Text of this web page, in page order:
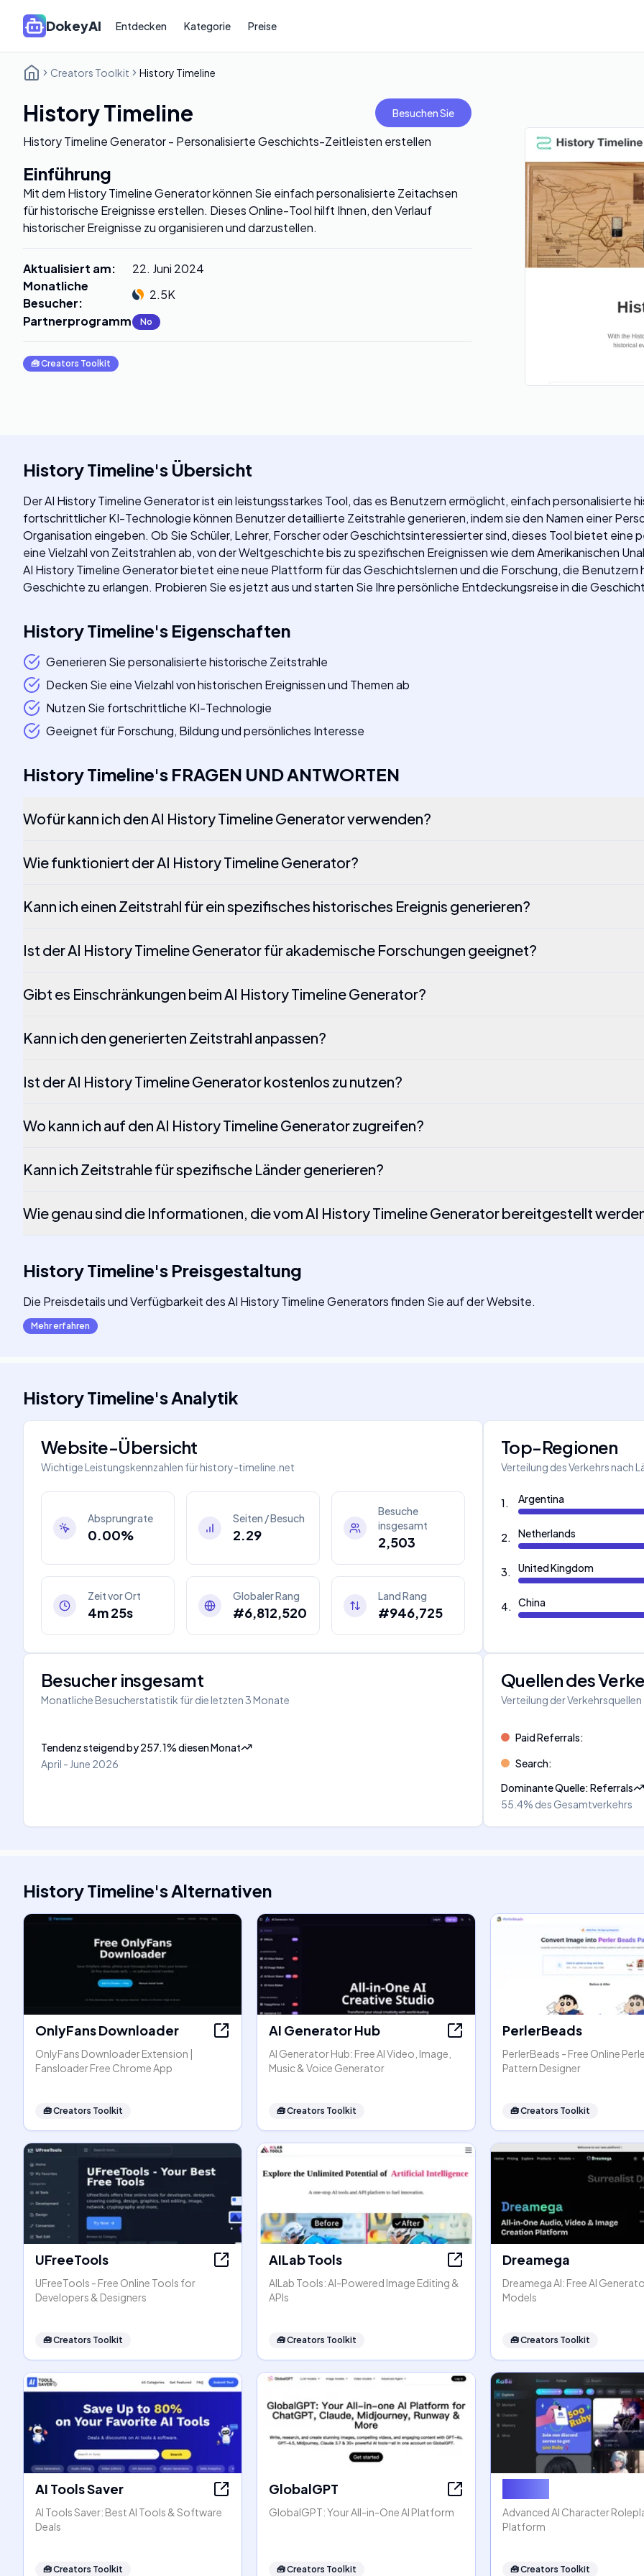
DokeyAI Entdecken Kategorie Preise
Creators Toolkit History Timeline
History Timeline Besuchen Sie
History Timeline Generator - Personalisierte Geschichts-Zeitleisten erstellen
Einführung
Mit dem History Timeline Generator können Sie einfach personalisierte Zeitachsen
für historische Ereignisse erstellen. Dieses Online-Tool hilft Ihnen, den Verlauf
historischer Ereignisse zu organisieren und darzustellen.
Aktualisiert am:
22. Juni 2024
Monatliche
Besucher:
2.5K
Partnerprogramm: No
🧰Creators Toolkit
History Timeline's Übersicht
Der AI History Timeline Generator ist ein leistungsstarkes Tool, das es Benutzern ermöglicht, einfach personalisierte
fortschrittlicher KI-Technologie können Benutzer detaillierte Zeitstrahle generieren, indem sie den Namen einer
Organisation eingeben. Ob Sie Schüler, Lehrer, Forscher oder Geschichtsinteressierter sind, dieses Tool bietet eine
eine Vielzahl von Zeitstrahlen ab, von der Weltgeschichte bis zu spezifischen Ereignissen wie dem Amerikanischen
AI History Timeline Generator bietet eine neue Plattform für das Geschichtslernen und die Forschung, die
Geschichte zu erlangen. Probieren Sie es jetzt aus und starten Sie Ihre persönliche Entdeckungsreise in die
History Timeline's Eigenschaften
Generieren Sie personalisierte historische Zeitstrahle
Decken Sie eine Vielzahl von historischen Ereignissen und Themen ab
Nutzen Sie fortschrittliche KI-Technologie
Geeignet für Forschung, Bildung und persönliches Interesse
History Timeline's FRAGEN UND ANTWORTEN
Wofür kann ich den AI History Timeline Generator verwenden?
Wie funktioniert der AI History Timeline Generator?
Kann ich einen Zeitstrahl für ein spezifisches historisches Ereignis generieren?
Ist der AI History Timeline Generator für akademische Forschungen geeignet?
Gibt es Einschränkungen beim AI History Timeline Generator?
Kann ich den generierten Zeitstrahl anpassen?
Ist der AI History Timeline Generator kostenlos zu nutzen?
Wo kann ich auf den AI History Timeline Generator zugreifen?
Kann ich Zeitstrahle für spezifische Länder generieren?
Wie genau sind die Informationen, die vom AI History Timeline Generator bereitgestellt
History Timeline's Preisgestaltung
Die Preisdetails und Verfügbarkeit des AI History Timeline Generators finden Sie auf der Website.
Mehr erfahren
History Timeline'sAnalytik
Website-Übersicht
Wichtige Leistungskennzahlen fürhistory-timeline.net
Absprungrate
0.00%
Seiten / Besuch
2.29
Besuche
insgesamt
2,503
Zeit vor Ort
4m 25s
Globaler Rang
#6,812,520
Land Rang
#946,725
Top-Regionen
Verteilung des Verkehrs nach
1. Argentina
2. Netherlands
3. United Kingdom
4. China
Besucher insgesamt
Monatliche Besucherstatistik für die letzten 3 Monate
Tendenz steigendby257.1%diesen Monat
April - June 2026
Quellen des
Verteilung der Verkehrsquellen
Paid Referrals:
Search:
Dominante Quelle:Referrals
55.4% des Gesamtverkehrs
History Timeline'sAlternativen
OnlyFans Downloader
OnlyFans Downloader Extension |
Fansloader Free Chrome App
🧰Creators Toolkit
AI Generator Hub
AI Generator Hub: Free AI Video, Image,
Music & Voice Generator
🧰Creators Toolkit
PerlerBeads
PerlerBeads - Free Online
Pattern Designer
🧰Creators Toolkit
UFreeTools
UFreeTools - Free Online Tools for
Developers & Designers
🧰Creators Toolkit
AILab Tools
AILab Tools: AI-Powered Image Editing &
APIs
🧰Creators Toolkit
Dreamega
Dreamega AI: Free AI
Models
🧰Creators Toolkit
AI Tools Saver
AI Tools Saver: Best AI Tools & Software
Deals
🧰Creators Toolkit
GlobalGPT
GlobalGPT: Your All-in-One AI Platform
🧰Creators Toolkit
Advanced AI Character
Platform
🧰Creators Toolkit